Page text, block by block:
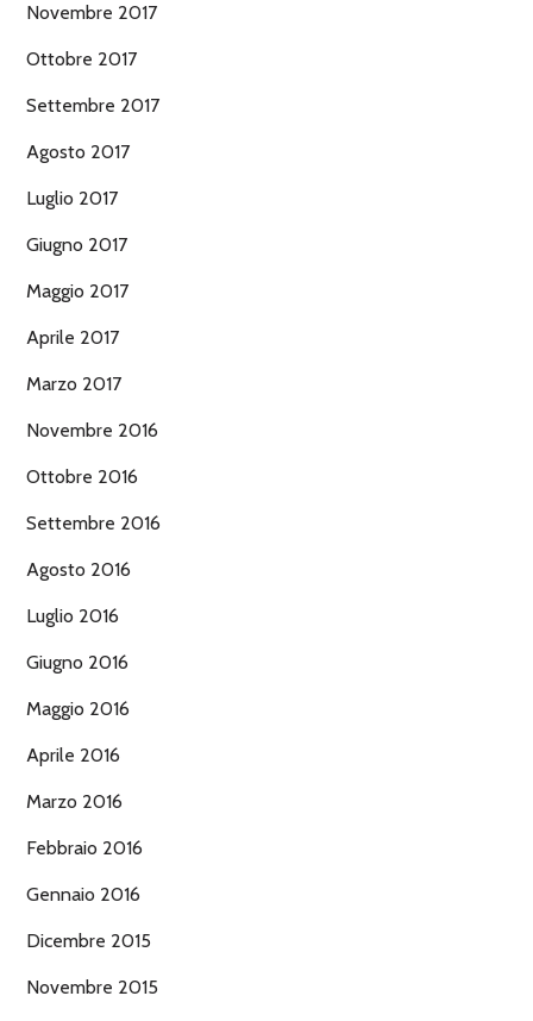
Novembre 2017
Ottobre 2017
Settembre 2017
Agosto 2017
Luglio 2017
Giugno 2017
Maggio 2017
Aprile 2017
Marzo 2017
Novembre 2016
Ottobre 2016
Settembre 2016
Agosto 2016
Luglio 2016
Giugno 2016
Maggio 2016
Aprile 2016
Marzo 2016
Febbraio 2016
Gennaio 2016
Dicembre 2015
Novembre 2015